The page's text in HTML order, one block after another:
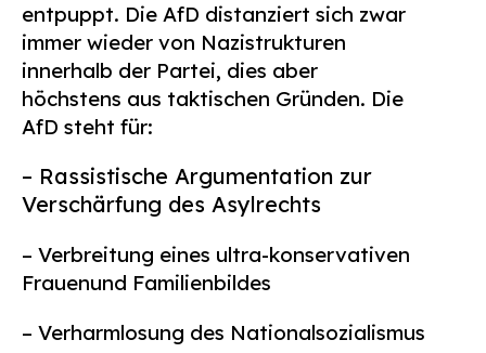
entpuppt. Die AfD distanziert sich zwar
immer wieder von Nazistrukturen
innerhalb der Partei, dies aber
höchstens aus taktischen Gründen. Die
AfD steht für:
– Rassistische Argumentation zur
Verschärfung des Asylrechts
– Verbreitung eines ultra-konservativen
Frauenund Familienbildes
– Verharmlosung des Nationalsozialismus